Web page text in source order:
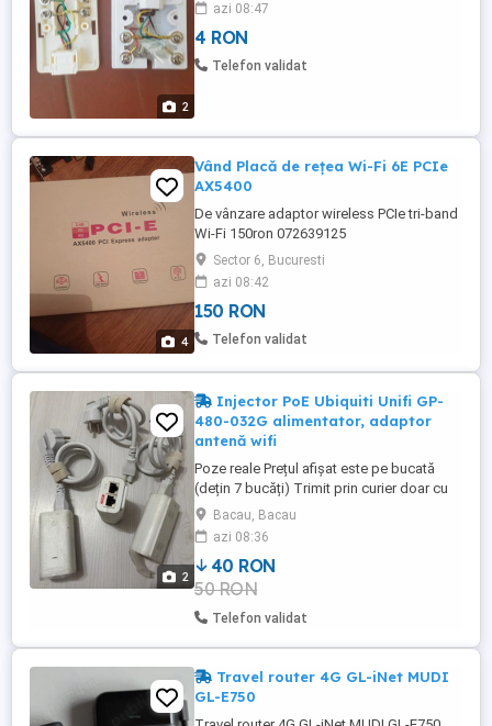
2
azi 08:47
4 RON
Telefon validat
4
Vând Placă de rețea Wi-Fi 6E PCIe
AX5400
De vânzare adaptor wireless PCIe tri-band
Wi-Fi 150ron 072639125
Sector 6, Bucuresti
azi 08:42
150 RON
Telefon validat
2
Injector PoE Ubiquiti Unifi GP-
480-032G alimentator, adaptor
antenă wifi
Poze reale Prețul afișat este pe bucată
(dețin 7 bucăți) Trimit prin curier doar cu
plata în avans
Bacau, Bacau
azi 08:36
40 RON
50 RON
Telefon validat
Travel router 4G GL-iNet MUDI
GL-E750